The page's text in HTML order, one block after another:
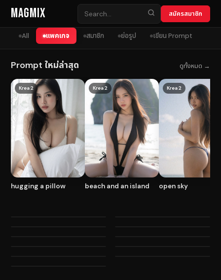
Skip to content
MagMix สมัครสมาชิก
All แพคเกจ สมาชิก ย่อรูป เขียน Prompt
Prompt ใหม่ล่าสุด ดูทั้งหมด →
Krea 2
hugging a pillow
Krea 2
beach and an island
Krea 2
open sky